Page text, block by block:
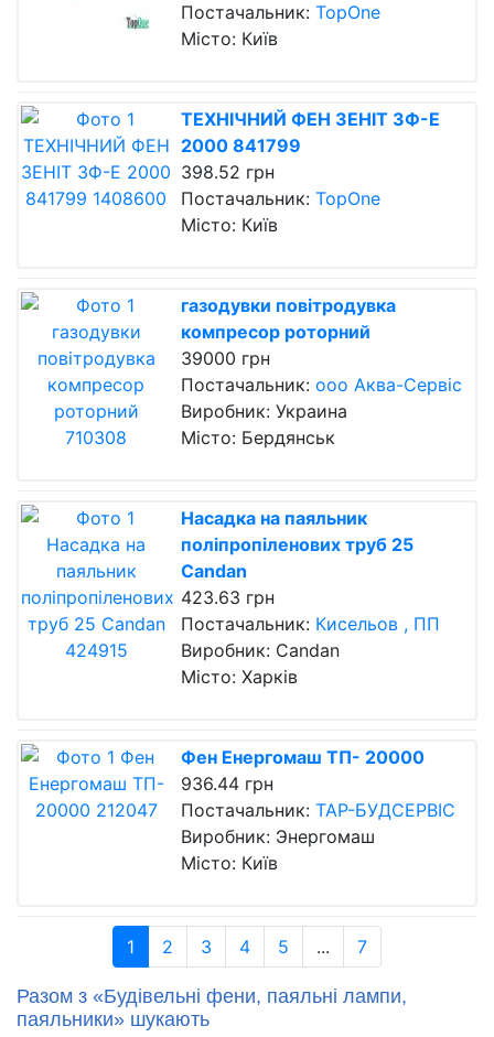
Постачальник: TopOne
Місто: Київ
ТЕХНІЧНИЙ ФЕН ЗЕНІТ ЗФ-E
2000 841799
398.52 грн
Постачальник: TopOne
Місто: Київ
газодувки повітродувка
компресор роторний
39000 грн
Постачальник: ооо Аква-Сервіс
Виробник: Украина
Місто: Бердянськ
Насадка на паяльник
поліпропіленових труб 25
Candan
423.63 грн
Постачальник: Кисельов , ПП
Виробник: Candan
Місто: Харків
Фен Енергомаш ТП- 20000
936.44 грн
Постачальник: ТАР-БУДСЕРВІС
Виробник: Энергомаш
Місто: Київ
1 2 3 4 5 ... 7
Разом з «Будівельні фени, паяльні лампи,
паяльники» шукають